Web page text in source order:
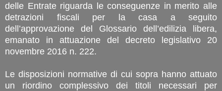
delle Entrate riguarda le conseguenze in merito alle
detrazioni fiscali per la casa a seguito
dell’approvazione del Glossario dell’edilizia libera,
emanato in attuazione del decreto legislativo 20
novembre 2016 n. 222.
Le disposizioni normative di cui sopra hanno attuato
un riordino complessivo dei titoli necessari per